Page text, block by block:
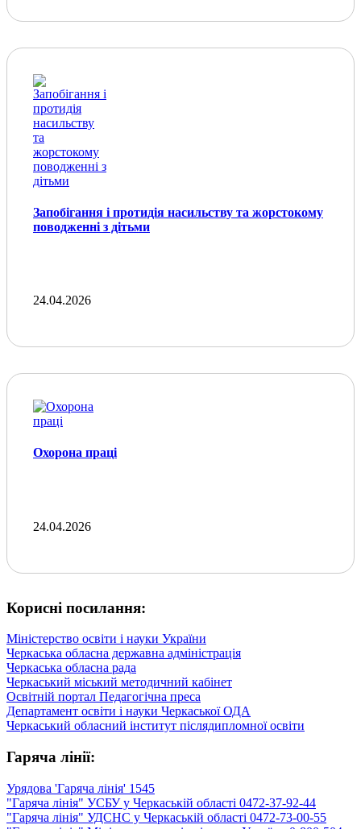
Запобігання і протидія насильству та жорстокому
поводженні з дітьми
24.04.2026
Охорона праці
24.04.2026
Корисні посилання:
Міністерство освіти і науки України
Черкаська обласна державна адміністрація
Черкаська обласна рада
Черкаський міський методичний кабінет
Освітній портал Педагогічна преса
Департамент освіти і науки Черкаської ОДА
Черкаський обласний інститут післядипломної освіти
Гаряча лінії:
Урядова 'Гаряча лінія' 1545
"Гаряча лінія" УСБУ у Черкаській області 0472-37-92-44
"Гаряча лінія" УДСНС у Черкаській області 0472-73-00-55